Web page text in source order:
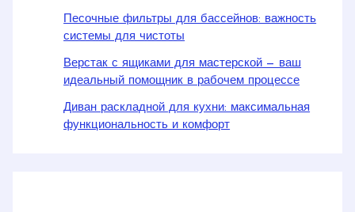
Песочные фильтры для бассейнов: важность
системы для чистоты
Верстак с ящиками для мастерской — ваш
идеальный помощник в рабочем процессе
Диван раскладной для кухни: максимальная
функциональность и комфорт